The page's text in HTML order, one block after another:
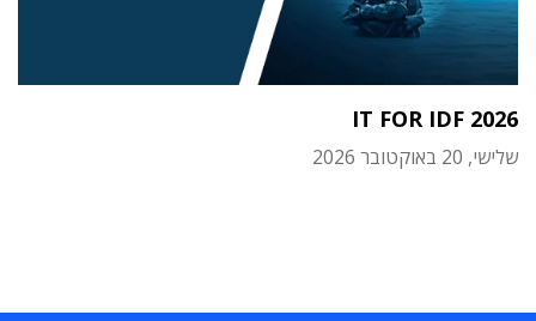
IT FOR IDF 2026
שלישי, 20 באוקטובר 2026